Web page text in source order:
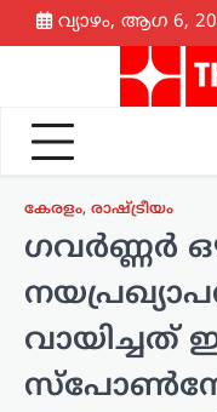
Skip
to
വ്യാഴം, ആഗ 6,
കേരളം, രാഷ്ട്രീയം
ഗവര്‍ണ്ണര്‍
വായിച്ചത്